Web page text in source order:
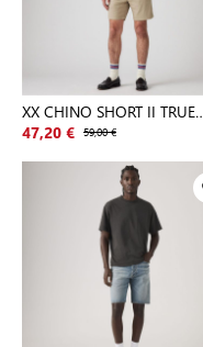
XX CHINO SHORT II TRUE
CHINO L
47,20 € 59,00 €